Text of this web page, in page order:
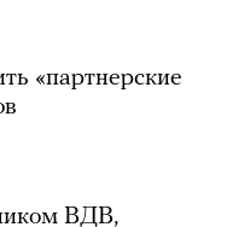
«партнерские
ВДВ,